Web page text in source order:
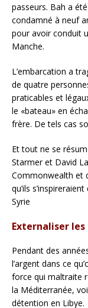
passeurs. Bah a été
condamné à neuf
pour avoir conduit
Manche.
L’embarcation a
de quatre
praticables et
le «bateau» en
frère. De tels cas
Et tout ne se
Starmer et David
Commonwealth et
qu’ils
Syrie
Externaliser
Pendant des
l’argent dans ce
force qui maltraite
la Méditerranée,
détention en Libye.